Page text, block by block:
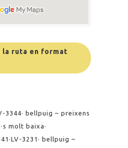
la ruta en format
3344· bellpuig – preixens
·s molt baixa·
3231· bellpuig –